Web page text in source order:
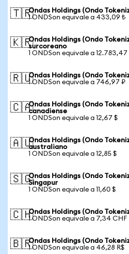
🇹🇷Ondas Holdings (Ondo
1 ONDSon equivale a 433,09 ₺
🇰🇷Ondas Holdings (Ondo
surcoreano
1 ONDSon equivale a
🇷🇺Ondas Holdings (Ondo
1 ONDSon equivale a 746,97 ₽
🇨🇦Ondas Holdings (Ondo
canadiense
1 ONDSon equivale a 12,67 $
🇦🇺Ondas Holdings (Ondo
australiano
1 ONDSon equivale a 12,85 $
🇸🇬Ondas Holdings (Ondo
Singapur
1 ONDSon equivale a 11,60 $
🇨🇭Ondas Holdings (Ondo
1 ONDSon equivale a 7,34 CHF
🇧🇷Ondas Holdings (Ondo
1 ONDSon equivale a 46,28 R$